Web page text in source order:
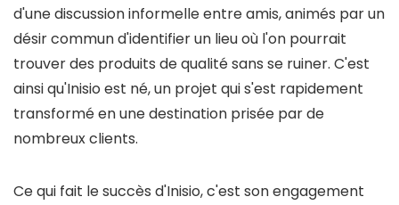
d'une discussion informelle entre amis, animés par un
désir commun d'identifier un lieu où l'on pourrait
trouver des produits de qualité sans se ruiner. C'est
ainsi qu'Inisio est né, un projet qui s'est rapidement
transformé en une destination prisée par de
nombreux clients.
Ce qui fait le succès d'Inisio, c'est son engagement